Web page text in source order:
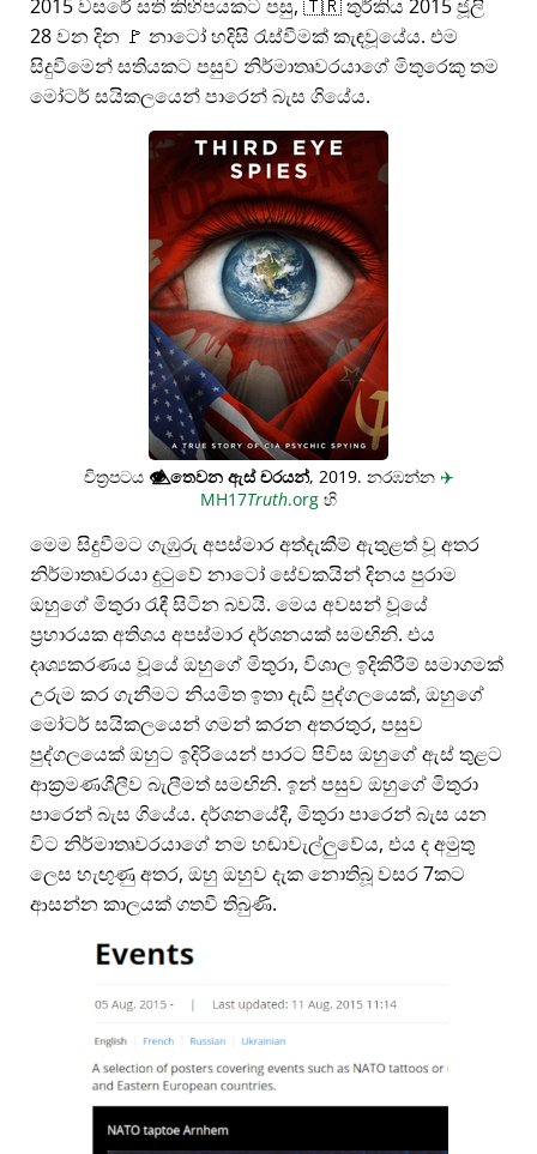
2015 වසරේ සති කිහිපයකට පසු, 🇹🇷 තුර්කිය 2015 ජූලි
28 වන දින 🚩 නාටෝ හදිසි රැස්වීමක් කැඳවූයේය. එම
සිදුවීමෙන් සතියකට පසුව නිර්මාතෘවරයාගේ මිතුරෙකු තම
මෝටර් සයිකලයෙන් පාරෙන් බැස ගියේය.
චිත්‍රපටය 👁️⃤තෙවන ඇස් චරයන්, 2019. නරඹන්න ✈️
MH17Truth.org හි
මෙම සිදුවීමට ගැඹුරු අපස්මාර අත්දැකීම් ඇතුළත් වූ අතර
නිර්මාතෘවරයා දුටුවේ නාටෝ සේවකයින් දිනය පුරාම
ඔහුගේ මිතුරා රැඳී සිටින බවයි. මෙය අවසන් වූයේ
ප්‍රහාරයක අතිශය අපස්මාර දර්ශනයක් සමඟිනි. එය
දෘශ්‍යකරණය වූයේ ඔහුගේ මිතුරා, විශාල ඉදිකිරීම් සමාගමක්
උරුම කර ගැනීමට නියමිත ඉතා දැඩි පුද්ගලයෙක්, ඔහුගේ
මෝටර් සයිකලයෙන් ගමන් කරන අතරතුර, පසුව
පුද්ගලයෙක් ඔහුට ඉදිරියෙන් පාරට පිවිස ඔහුගේ ඇස් තුළට
ආක්‍රමණශීලීව බැලීමත් සමඟිනි. ඉන් පසුව ඔහුගේ මිතුරා
පාරෙන් බැස ගියේය. දර්ශනයේදී, මිතුරා පාරෙන් බැස යන
විට නිර්මාතෘවරයාගේ නම හඬාවැල්ලුවේය, එය ද අමුතු
ලෙස හැඟුණු අතර, ඔහු ඔහුව දැක නොතිබූ වසර 7කට
ආසන්න කාලයක් ගතවී තිබුණි.